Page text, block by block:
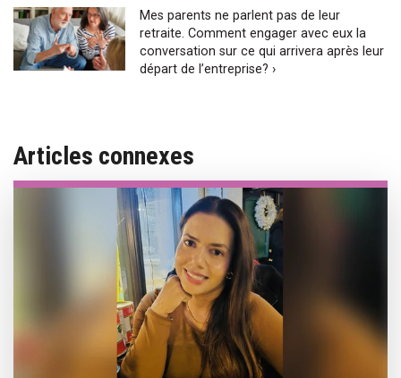
Mes parents ne parlent pas de leur
retraite. Comment engager avec eux la
conversation sur ce qui arrivera après leur
départ de l’entreprise? ›
Articles connexes